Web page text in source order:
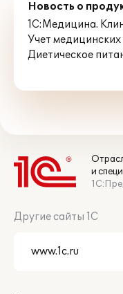
Новость о
1С:Медицина.
Учет медицинских
Диетическое
и
Другие сайты 1С